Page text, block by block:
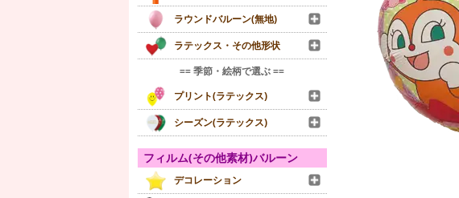
ラウンドバルーン(無地)
ラテックス・その他形状
== 季節・絵柄で選ぶ ==
プリント(ラテックス)
シーズン(ラテックス)
フィルム(その他素材)バルーン
デコレーション